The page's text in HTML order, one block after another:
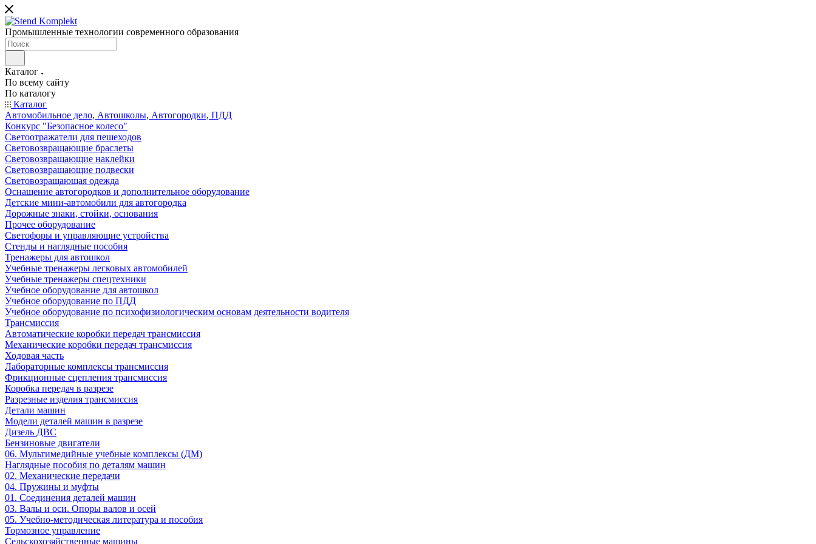
Промышленные технологии современного образования
Каталог
По всему сайту
По каталогу
Каталог
Автомобильное дело, Автошколы, Автогородки, ПДД
Конкурс "Безопасное колесо"
Светоотражатели для пешеходов
Световозвращающие браслеты
Световозвращающие наклейки
Световозвращающие подвески
Световозращающая одежда
Оснащение автогородков и дополнительное оборудование
Детские мини-автомобили для автогородка
Дорожные знаки, стойки, основания
Прочее оборудование
Светофоры и управляющие устройства
Стенды и наглядные пособия
Тренажеры для автошкол
Учебные тренажеры легковых автомобилей
Учебные тренажеры спецтехники
Учебное оборудование для автошкол
Учебное оборудование по ПДД
Учебное оборудование по психофизиологическим основам деятельности водителя
Трансмиссия
Автоматические коробки передач трансмиссия
Механические коробки передач трансмиссия
Ходовая часть
Лабораторные комплексы трансмиссия
Фрикционные сцепления трансмиссия
Коробка передач в разрезе
Разрезные изделия трансмиссия
Детали машин
Модели деталей машин в разрезе
Дизель ДВС
Бензиновые двигатели
06. Мультимедийные учебные комплексы (ДМ)
Наглядные пособия по деталям машин
02. Механические передачи
04. Пружины и муфты
01. Соединения деталей машин
03. Валы и оси. Опоры валов и осей
05. Учебно-методическая литература и пособия
Тормозное управление
Сельскохозяйственные машины